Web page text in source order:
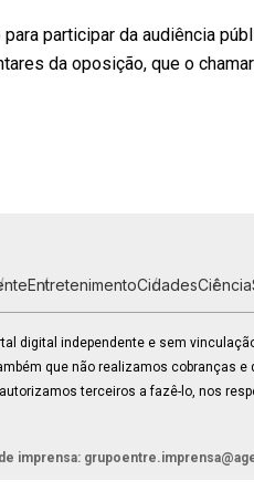
participar da audiência
da oposição, que o
EntretenimentoCidadesCiência
digital independente e sem
que não realizamos cobranças
terceiros a fazê-lo, nos
imprensa: